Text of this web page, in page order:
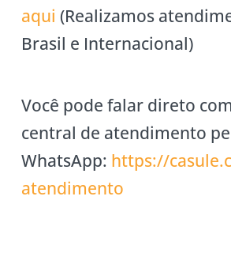
aqui (Realizamos
Brasil e Internacional)
Você pode falar direto
central de atendimento
WhatsApp: https://casule
atendimento